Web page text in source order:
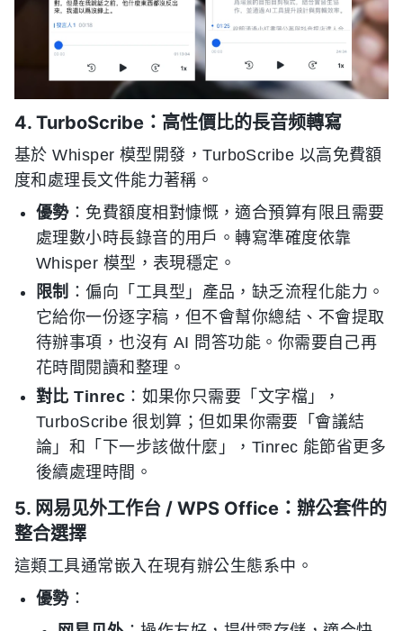
4. TurboScribe：高性價比的長音频轉寫
基於 Whisper 模型開發，TurboScribe 以高免費額
度和處理長文件能力著稱。
優勢：免費額度相對慷慨，適合預算有限且需要
處理數小時長錄音的用戶。轉寫準確度依靠
Whisper 模型，表現穩定。
限制 ：偏向「工具型」產品，缺乏流程化能力。
它給你一份逐字稿，但不會幫你總結、不會提取
待辦事項，也沒有 AI 問答功能。你需要自己再
花時間閱讀和整理。
對比 Tinrec ：如果你只需要「文字檔」，
TurboScribe 很划算；但如果你需要「會議結
論」和「下一步該做什麼」，Tinrec 能節省更多
後續處理時間。
5. 网易见外工作台 / WPS Office：辦公套件的
整合選擇
這類工具通常嵌入在現有辦公生態系中。
優勢：